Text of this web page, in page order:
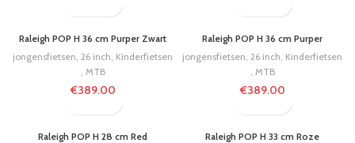
Raleigh POP H 36 cm Purper Zwart
jongensfietsen 26 inch Kinderfietsen
MTB
€389.00
Raleigh POP H 36 cm Purper
jongensfietsen 26 inch Kinderfietsen
MTB
€389.00
Raleigh POP H 28 cm Red
Raleigh POP H 33 cm Roze